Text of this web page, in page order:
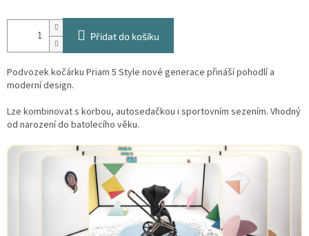
Přidat do košíku
Podvozek kočárku Priam 5 Style nové generace přináší pohodlí a
moderní design.
Lze kombinovat s korbou, autosedačkou i sportovním sezením. Vhodný
od narození do batolecího věku.